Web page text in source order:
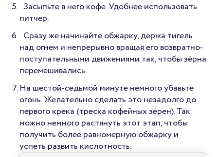
Засыпьте в него кофе. Удобнее использовать
питчер.
Сразу же начинайте обжарку, держа тигель
над огнем и непрерывно вращая его возвратно-
поступательными движениями так, чтобы зёрна
перемешивались.
На шестой-седьмой минуте немного убавьте
огонь. Желательно сделать это незадолго до
первого крека (треска кофейных зёрен). Так
можно немного растянуть этот этап, чтобы
получить более равномерную обжарку и
успеть развить кислотность.